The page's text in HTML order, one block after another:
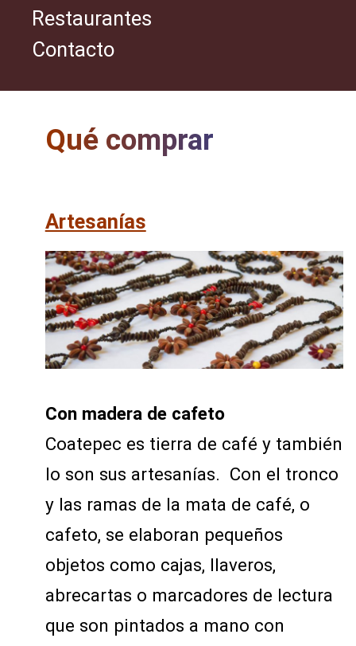
Restaurantes
Contacto
Qué comprar
Artesanías
Con madera de cafeto
Coatepec es tierra de café y también
lo son sus artesanías. Con el tronco
y las ramas de la mata de café, o
cafeto, se elaboran pequeños
objetos como cajas, llaveros,
abrecartas o marcadores de lectura
que son pintados a mano con